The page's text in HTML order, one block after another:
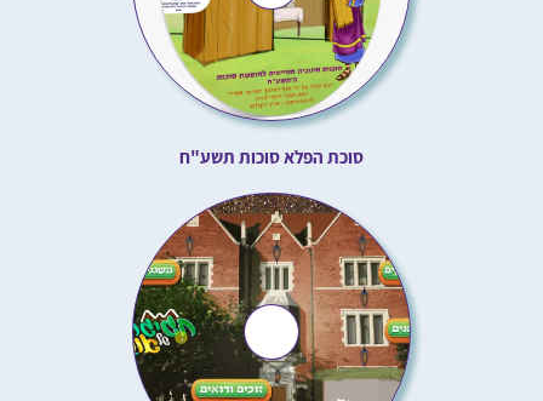
סוכת הפלא סוכות תשע"ח